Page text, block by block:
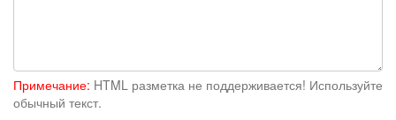
Примечание: HTML разметка не поддерживается! Используйте
обычный текст.